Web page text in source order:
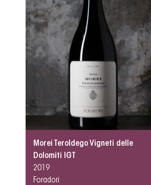
Morei Teroldego Vigneti delle
Dolomiti IGT
2019
Foradori